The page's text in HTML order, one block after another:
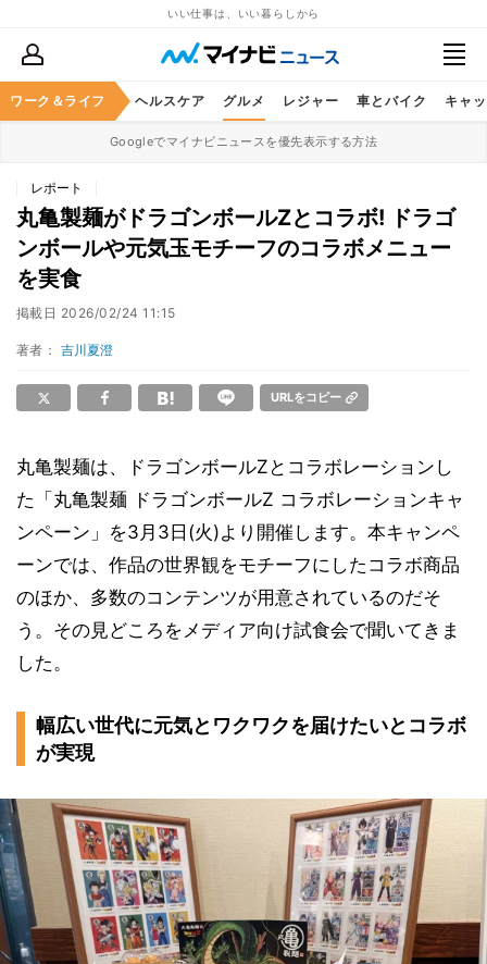
いい仕事は、いい暮らしから
ワーク＆ライフ
マネー 暮らし ヘルスケア グルメ レジャー 車とバイク キャ
Googleでマイナビニュースを優先表示する方法
レポート
丸亀製麺がドラゴンボールZとコラボ! ドラゴ
ンボールや元気玉モチーフのコラボメニュー
を実食
掲載日 2026/02/24 11:15
著者： 吉川夏澄
URLをコピー
丸亀製麺は、ドラゴンボールZとコラボレーションし
た「丸亀製麺 ドラゴンボールZ コラボレーションキャ
ンペーン」を3月3日(火)より開催します。本キャンペ
ーンでは、作品の世界観をモチーフにしたコラボ商品
のほか、多数のコンテンツが用意されているのだそ
う。その見どころをメディア向け試食会で聞いてきま
した。
幅広い世代に元気とワクワクを届けたいとコラボ
が実現